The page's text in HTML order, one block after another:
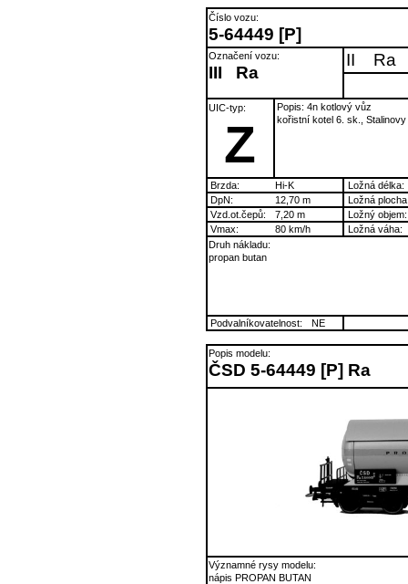
Číslo vozu:
5-64449 [P]
Označení vozu:
III Ra
II Ra
UIC-typ:
Z
Popis: 4n kotlový vůz
kořistní kotel 6. sk.,
Brzda: Hi-K
Ložná délka:
DpN:
12,70 m
Ložná
Vzd.ot.čepů:
7,20 m
Ložný objem:
Vmax:
80 km/h
Ložná váha:
Druh nákladu:
propan butan
Podvalníkovatelnost: NE
Popis modelu:
ČSD 5-64449 [P] Ra
Významné rysy modelu:
nápis PROPAN BUTAN